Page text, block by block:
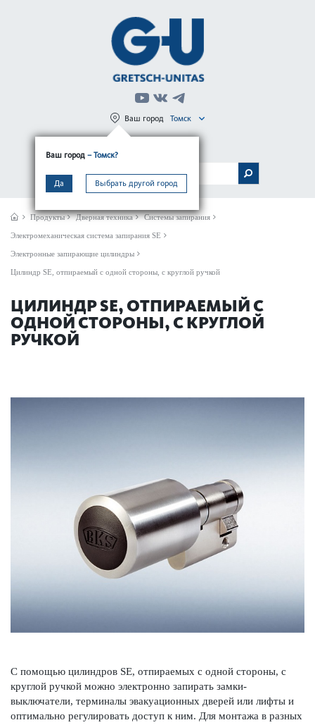
Ваш город – Томск?
Да Выбрать другой город
Ваш город Томск
МЕНЮ
Продукты Дверная техника Системы запирания
Электромеханическая система запирания SE
Электронные запирающие цилиндры
Цилиндр SE, отпираемый с одной стороны, с круглой ручкой
ЦИЛИНДР SE, ОТПИРАЕМЫЙ С
ОДНОЙ СТОРОНЫ, С КРУГЛОЙ
РУЧКОЙ
С помощью цилиндров SE, отпираемых с одной стороны, с
круглой ручкой можно электронно запирать замки-
выключатели, терминалы эвакуацио­нных дверей или лифты и
оптимально регулировать доступ к ним. Для монтажа в разных